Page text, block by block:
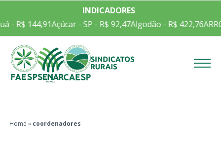
INDICADORES
- R$ 144,91Açúcar - SP - R$ 92,47Algodão - R$ 422,76
Home » coordenadores